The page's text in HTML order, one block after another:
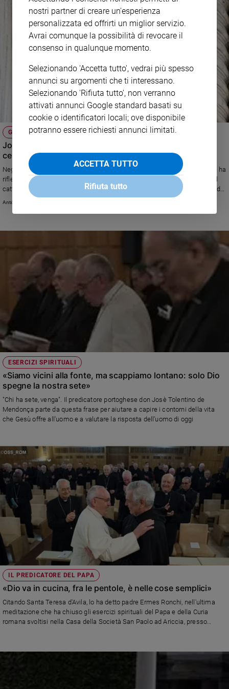
GLI ESERCIZI SPIRITUALI
José Tolentino Mendonça: quella sete che spinge a
cercare Dio ogni giorno
Negli esercizi spirituali che ha predicato al Papa, il sacerdote portoghese ha
riflettuto sull’importanza del “desiderio”, parola guardata con sospetto dal
cattolicesimo. «Ma vivere nell’attesa è l’unico modo per non essere sazi del
Signore»
António Marujo
ESERCIZI SPIRITUALI
«Siamo vicini alla fonte, ma scappiamo lontano: solo Dio
spegne la nostra sete»
"Chi ha sete, venga". Il predicatore portoghese don Josè Tolentino de
Mendonça parte da questa frase per aiutare a capire i contorni della vita
che Gesù offre all'uomo e a valutare la risposta dell’uomo di oggi
IL PREDICATORE DEL PAPA
«Dio va in cucina, fra le pentole, è nelle cose semplici»
Citando Santa Teresa d'Avila, lo ha detto padre Ermes Ronchi, nell'ultima
meditazione che ha chiuso gli esercizi spirituali del Papa e della Curia
romana svoltisi nella Casa della Società San Paolo ad Ariccia, presso
nostri partner di creare un'esperienza
personalizzata ed offrirti un miglior servizio.
Avrai comunque la possibilità di revocare il
consenso in qualunque momento.
Selezionando 'Accetta tutto', vedrai più spesso
annunci su argomenti che ti interessano.
Selezionando 'Rifiuta tutto', non verranno
attivati annunci Google standard basati su
cookie o identificatori locali; ove disponibile
potranno essere richiesti annunci limitati.
ACCETTA TUTTO
Rifiuta tutto